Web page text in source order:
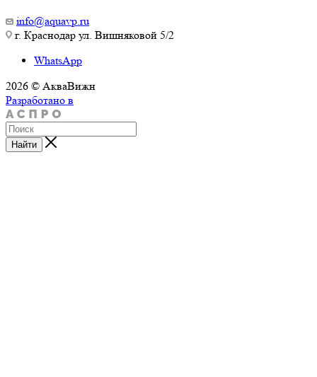
info@aquavp.ru
г. Краснодар ул. Вишняковой 5/2
WhatsApp
2026 © АкваВижн
Разработано в
Найти